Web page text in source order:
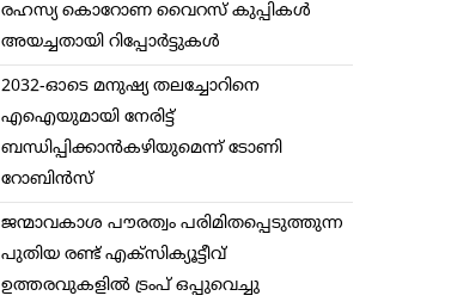
രഹസ്യ കൊറോണ വൈറസ് കുപ്പികള്‍
അയച്ചതായി റിപ്പോര്‍ട്ടുകള്‍
2032-ഓടെ മനുഷ്യ തലച്ചോറിനെ
എഐയുമായി നേരിട്ട്
ബന്ധിപ്പിക്കാന്‍കഴിയുമെന്ന് ടോണി
റോബിന്‍സ്
ജന്മാവകാശ പൗരത്വം പരിമിതപ്പെടുത്തുന്ന
പുതിയ രണ്ട് എക്സിക്യൂട്ടീവ്
ഉത്തരവുകളിൽ ട്രംപ് ഒപ്പുവെച്ചു